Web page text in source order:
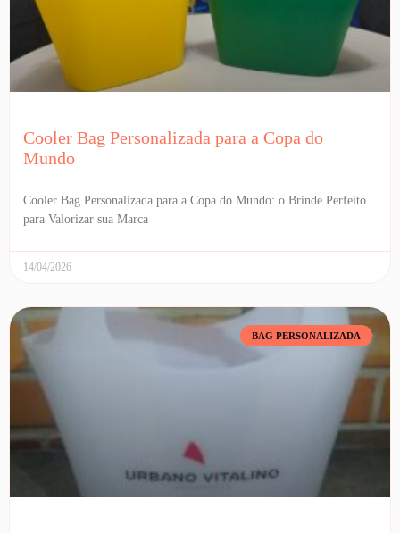
Cooler Bag Personalizada para a Copa do
Mundo
Cooler Bag Personalizada para a Copa do Mundo: o Brinde Perfeito
para Valorizar sua Marca
14/04/2026
BAG PERSONALIZADA